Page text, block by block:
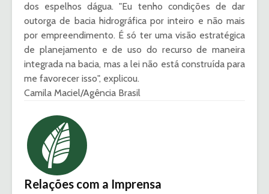
dos espelhos dágua. "Eu tenho condições de dar
outorga de bacia hidrográfica por inteiro e não mais
por empreendimento. É só ter uma visão estratégica
de planejamento e de uso do recurso de maneira
integrada na bacia, mas a lei não está construída para
me favorecer isso", explicou.
Camila Maciel/Agência Brasil
Relações com a Imprensa